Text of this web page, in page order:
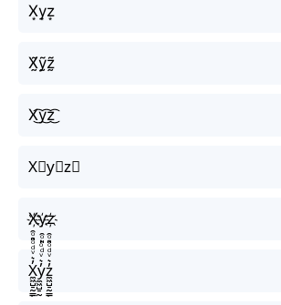
X͙y͙z͙
X̰̃ỹ̰z̰̃
X͜͡y͜͡z͜͡
X⃟y⃟z⃟
X҉y҉z҉
X̼͖̺̠̰͇̙̓͛ͮͩͦ̎ͦ̑ͅy̼͖̺̠̰͇̙̓͛ͮͩͦ̎ͦ̑ͅz̼͖̺̠̰͇̙̓͛ͮͩͦ̎ͦ̑ͅ